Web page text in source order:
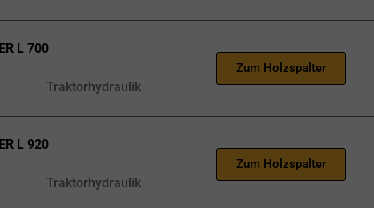
L 700
Traktorhydraulik
Zum Holzspalter
L 920
Traktorhydraulik
Zum Holzspalter